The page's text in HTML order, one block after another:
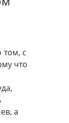
том, с
что
а